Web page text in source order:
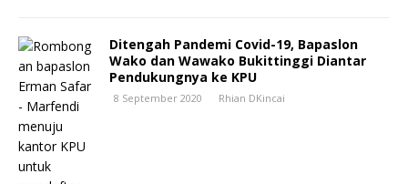
Ditengah Pandemi Covid-19, Bapaslon
Wako dan Wawako Bukittinggi Diantar
Pendukungnya ke KPU
8 September 2020 Rhian DKincai